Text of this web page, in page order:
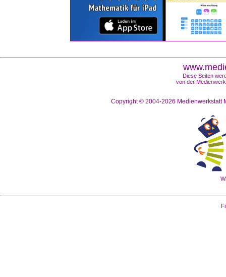
Diese Seiten
von der
Copyright © 2004-2026 Medienwerkstatt